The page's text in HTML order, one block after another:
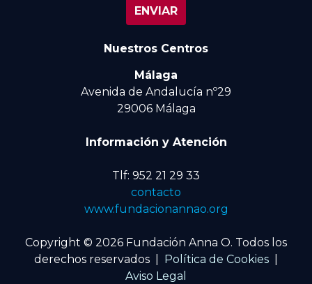
Nuestros Centros
Málaga
Avenida de Andalucía nº29
29006 Málaga
Información y Atención
Tlf: 952 21 29 33
contacto
www.fundacionannao.org
Copyright © 2026 Fundación Anna O. Todos los
derechos reservados | Política de Cookies
Aviso Legal